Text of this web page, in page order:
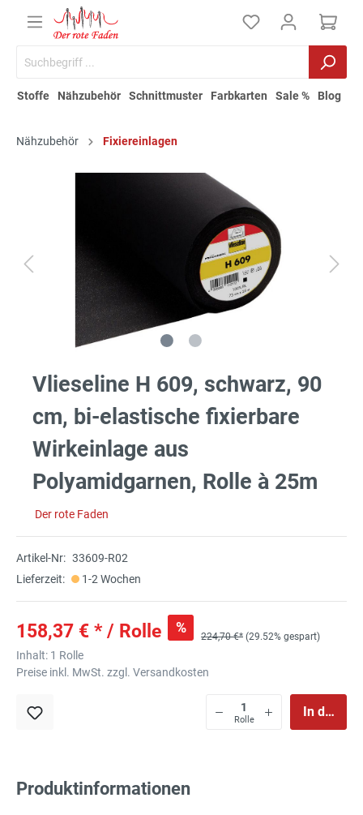
Stoffe Nähzubehör Schnittmuster Farbkarten Sale % Blog
Nähzubehör Fixiereinlagen
Vlieseline H 609, schwarz, 90
cm, bi-elastische fixierbare
Wirkeinlage aus
Polyamidgarnen, Rolle à 25m
Der rote Faden
Artikel-Nr: 33609-R02
Lieferzeit:
1-2 Wochen
158,37 € * / Rolle %
224,70 €* (29.52% gespart)
Inhalt: 1 Rolle
Preise inkl. MwSt. zzgl. Versandkosten
Rolle
In den
Produktinformationen